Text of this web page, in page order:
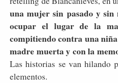
una mujer sin pasado y
ocupar el lugar de la
compitiendo contra una
madre muerta y con la
Las historias se van hilando
elementos.